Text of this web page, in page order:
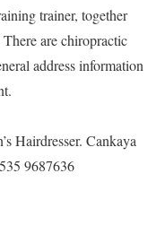
trainer, together
are chiropractic
address information
Hairdresser. Cankaya
9687636